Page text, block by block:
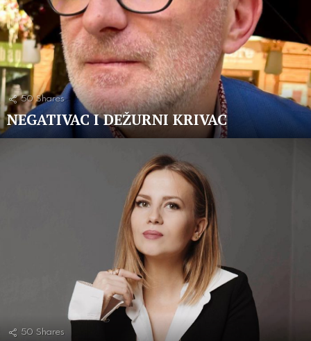
50 Shares
NEGATIVAC I DEŽURNI KRIVAC
50 Shares